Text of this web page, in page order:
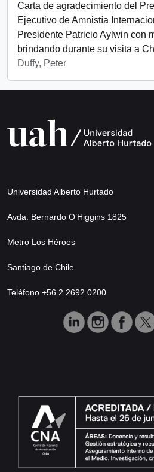
Carta de agradecimiento del
Ejecutivo de Amnistía
Presidente Patricio Aylwin con
brindando durante su visita a
Duffy, Peter
Universidad Alberto Hurtado
Avda. Bernardo O’Higgins 1825
Metro Los Héroes
Santiago de Chile
Teléfono +56 2 2692 0200